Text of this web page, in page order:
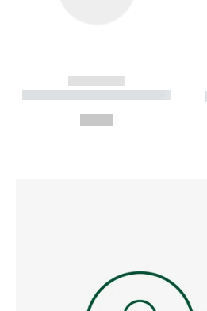
------------
----------- ----------- --------